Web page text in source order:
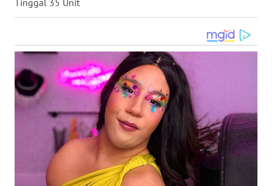
WN
KALSEL
WN
KALTIM
SULSEL